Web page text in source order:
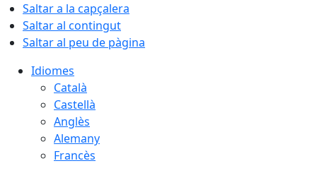
Saltar a la capçalera
Saltar al contingut
Saltar al peu de pàgina
Idiomes
Català
Castellà
Anglès
Alemany
Francès